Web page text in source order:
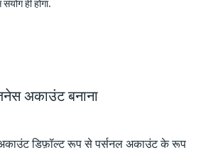
ही होगा.
अकाउंट बनाना
डिफ़ॉल्ट रूप से पर्सनल अकाउंट के रूप